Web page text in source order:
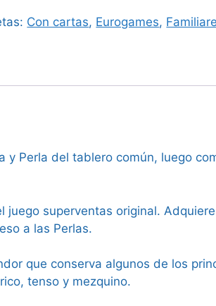
Con cartas, Eurogames,
y Perla del tablero común, luego
superventas original.
a las Perlas.
que conserva algunos de los
tenso y mezquino.